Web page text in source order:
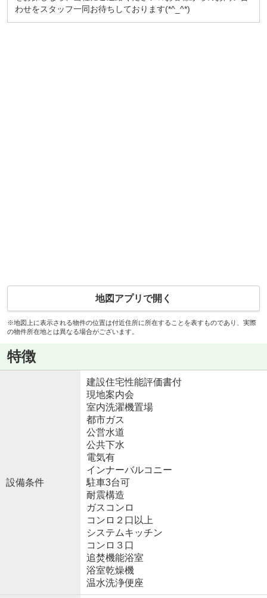
わせをスタッフ一同お待ちしております(*^_^*)
地図アプリで開く
※地図上に表示される物件の位置は付近住所に所在することを表すものであり、実際
の物件所在地とは異なる場合がございます。
特徴
設備条件
建設住宅性能評価書付
現地案内会
室内洗濯機置場
都市ガス
公営水道
公共下水
電気有
インナーバルコニー
駐車3台可
耐震構造
ガスコンロ
コンロ２口以上
システムキッチン
コンロ３口
追焚機能浴室
浴室乾燥機
温水洗浄便座